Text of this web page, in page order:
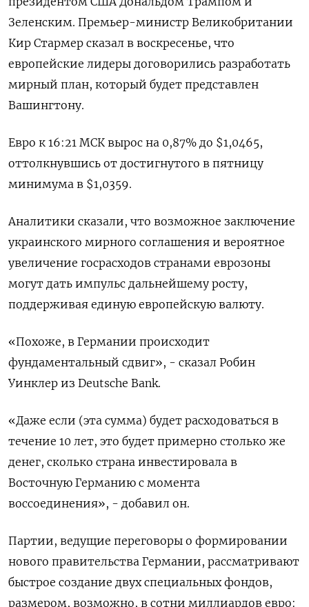
Зеленским. Премьер-министр Великобритании
Кир Стармер сказал в воскресенье, что
европейские лидеры договорились разработать
мирный план, который будет представлен
Вашингтону.
Евро к 16:21 МСК вырос на 0,87% до $1,0465​,
оттолкнувшись от достигнутого в пятницу
минимума в $1,0359.
Аналитики сказали, что возможное заключение
украинского мирного соглашения и вероятное
увеличение госрасходов странами еврозоны
могут дать импульс дальнейшему росту,
поддерживая единую европейскую валюту.
«Похоже, в Германии происходит
фундаментальный сдвиг», - сказал Робин
Уинклер из Deutsche Bank.
«Даже если (эта сумма) будет расходоваться в
течение 10 лет, это будет примерно столько же
денег, сколько страна инвестировала в
Восточную Германию с момента
воссоединения», - добавил он.
Партии, ведущие переговоры о формировании
нового правительства Германии, рассматривают
быстрое создание двух специальных фондов,
размером, возможно, в сотни миллиардов евро: